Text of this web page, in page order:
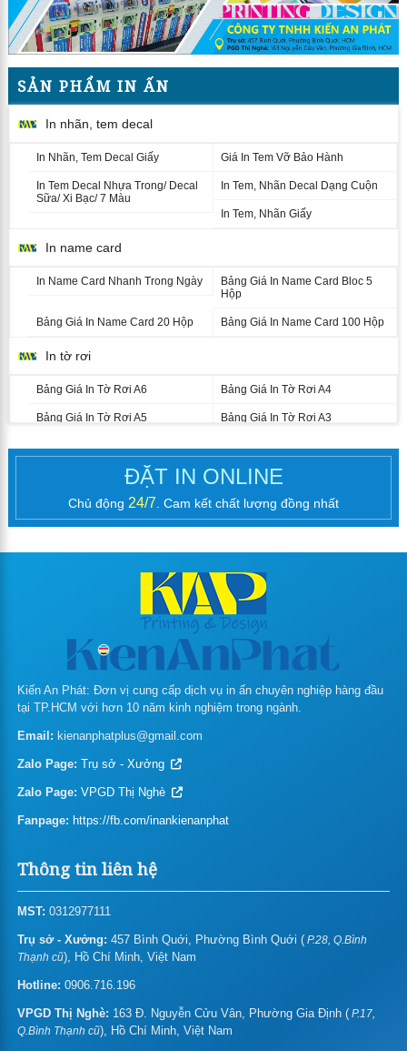
SẢN PHẨM IN ẤN
In nhãn, tem decal
In Nhãn, Tem Decal Giấy Giá In Tem Vỡ Bảo Hành
In Tem Decal Nhựa Trong/ Decal
Sữa/ Xi Bạc/ 7 Màu
In Tem, Nhãn Decal Dạng Cuộn
In Tem, Nhãn Giấy
In name card
In Name Card Nhanh Trong Ngày
Bảng Giá In Name Card Bloc 5
Hộp
Bảng Giá In Name Card 20 Hộp Bảng Giá In Name Card 100 Hộp
In tờ rơi
Bảng Giá In Tờ Rơi A6 Bảng Giá In Tờ Rơi A4
Bảng Giá In Tờ Rơi A5 Bảng Giá In Tờ Rơi A3
In catalogue nhanh
In Brochure (Tờ Gấp)
Bảng Giá In Brochure A4 Bảng Giá In Brochure A3
Kích Thước Brochure In Theo Yêu
Giá in hộp giấy
In túi giấy
In bao lì xì theo yêu cầu
In folder – bìa hồ sơ
In biểu mẫu
In thẻ nhựa/name card nhựa
In thiệp mời/sinh nhật/chúc mừng năm mới
ĐẶT IN ONLINE
Chủ động 24/7 . Cam kết chất lượng đồng nhất
Kiến An Phát: Đơn vị cung cấp dịch vụ in ấn chuyên nghiệp hàng đầu
tại TP.HCM với hơn 10 năm kinh nghiệm trong ngành.
Email: kienanphatplus@gmail.com
Zalo Page: Trụ sở - Xưởng
Zalo Page: VPGD Thị Nghè
Fanpage: https://fb.com/inankienanphat
Thông tin liên hệ
MST: 0312977111
Trụ sở - Xưởng: 457 Bình Quới, Phường Bình Quới ( P.28, Q.Bình
Thạnh cũ), Hồ Chí Minh, Việt Nam
Hotline: 0906.716.196
VPGD Thị Nghè: 163 Đ. Nguyễn Cửu Vân, Phường Gia Định ( P.17,
Q.Bình Thạnh cũ), Hồ Chí Minh, Việt Nam